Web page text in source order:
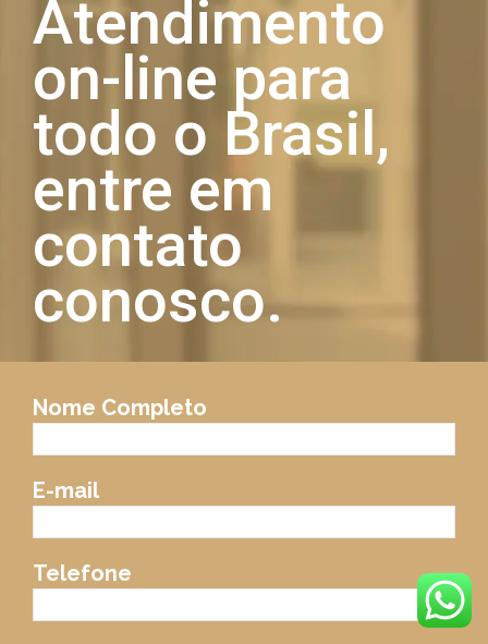
Atendimento
on-line para
todo o Brasil,
entre em
contato
conosco.
Nome Completo
E-mail
Telefone